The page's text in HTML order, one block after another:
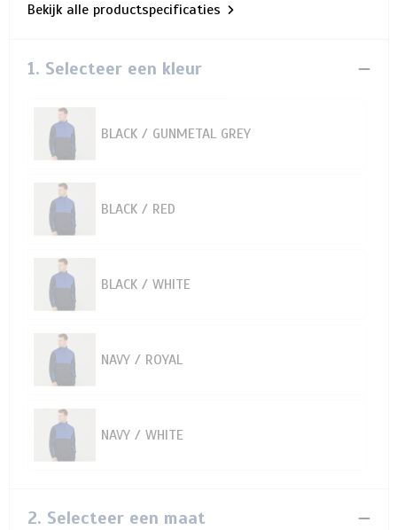
Bekijk alle productspecificaties
1. Selecteer een kleur
BLACK / GUNMETAL GREY
BLACK / RED
BLACK / WHITE
NAVY / ROYAL
NAVY / WHITE
2. Selecteer een maat